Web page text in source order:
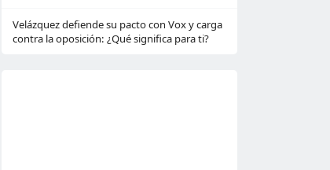
Velázquez defiende su pacto con Vox y carga
contra la oposición: ¿Qué significa para ti?